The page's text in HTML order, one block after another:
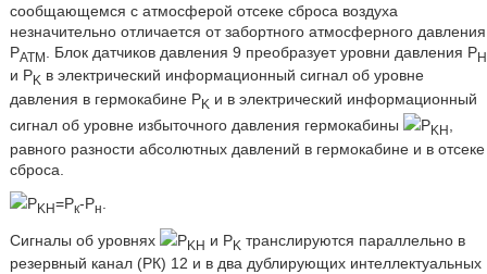
сообщающемся с атмосферой отсеке сброса воздуха
незначительно отличается от забортного атмосферного давления
РATM . Блок датчиков давления 9 преобразует уровни давления РH
и РK в электрический информационный сигнал об уровне
давления в гермокабине РK и в электрический информационный
сигнал об уровне избыточного давления гермокабины
РKH
равного разности абсолютных давлений в гермокабине и в отсеке
сброса.
РKH=Pк-Pн
Сигналы об уровнях РKH и РK транслируются параллельно в
резервный канал (РК) 12 и в два дублирующих интеллектуальных